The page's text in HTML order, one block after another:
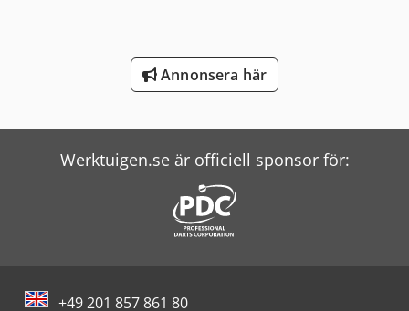
Mann Hummel Filter
Mercedes Benz Tipper
New Holland Skördetröska
Scania Tipper
Annonsera här
Werktuigen.se är officiell sponsor för:
+49 201 857 861 80